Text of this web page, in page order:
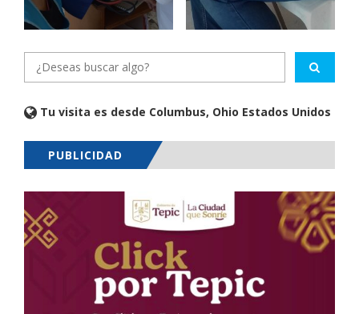
Tu visita es desde Columbus, Ohio Estados Unidos
PUBLICIDAD